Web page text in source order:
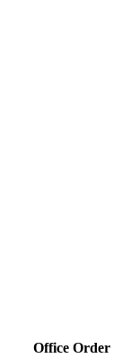
Office Order